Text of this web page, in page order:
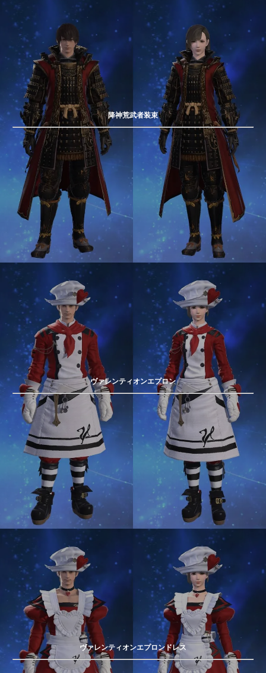
降神荒武者装束
ヴァレンティオンエプロン
ヴァレンティオンエプロンドレス